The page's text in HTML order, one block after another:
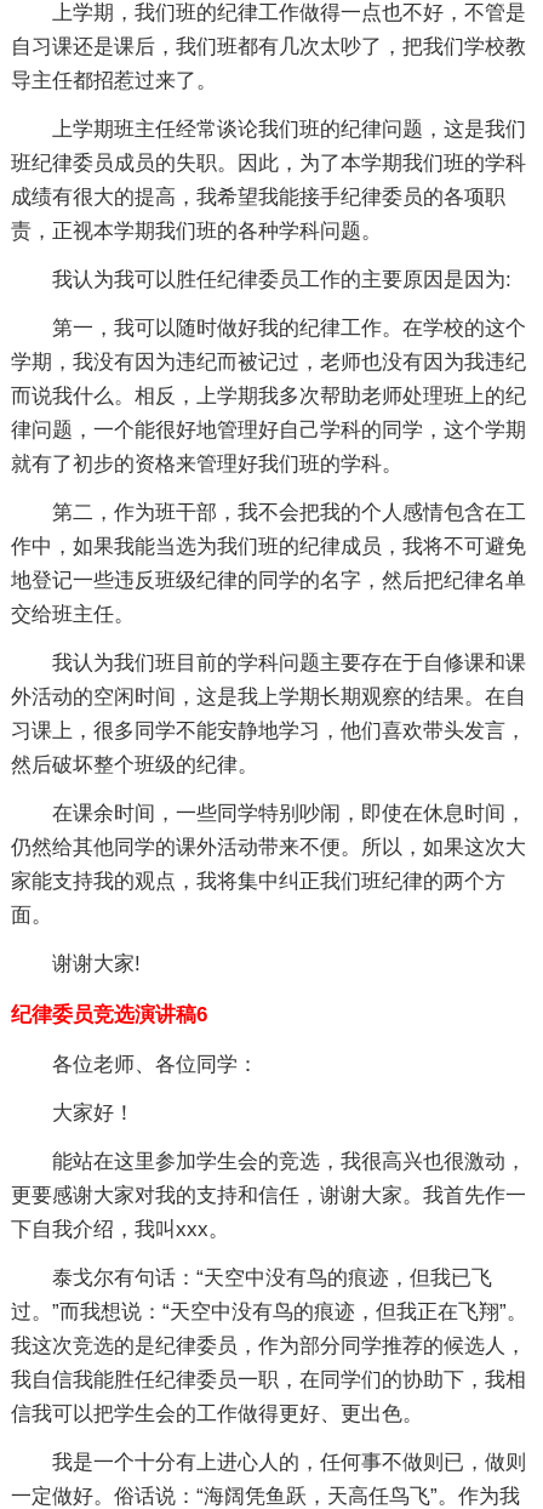
上学期，我们班的纪律工作做得一点也不好，不管是
自习课还是课后，我们班都有几次太吵了，把我们学校教
导主任都招惹过来了。
上学期班主任经常谈论我们班的纪律问题，这是我们
班纪律委员成员的失职。因此，为了本学期我们班的学科
成绩有很大的提高，我希望我能接手纪律委员的各项职
责，正视本学期我们班的各种学科问题。
我认为我可以胜任纪律委员工作的主要原因是因为:
第一，我可以随时做好我的纪律工作。在学校的这个
学期，我没有因为违纪而被记过，老师也没有因为我违纪
而说我什么。相反，上学期我多次帮助老师处理班上的纪
律问题，一个能很好地管理好自己学科的同学，这个学期
就有了初步的资格来管理好我们班的学科。
第二，作为班干部，我不会把我的个人感情包含在工
作中，如果我能当选为我们班的纪律成员，我将不可避免
地登记一些违反班级纪律的同学的名字，然后把纪律名单
交给班主任。
我认为我们班目前的学科问题主要存在于自修课和课
外活动的空闲时间，这是我上学期长期观察的结果。在自
习课上，很多同学不能安静地学习，他们喜欢带头发言，
然后破坏整个班级的纪律。
在课余时间，一些同学特别吵闹，即使在休息时间，
仍然给其他同学的课外活动带来不便。所以，如果这次大
家能支持我的观点，我将集中纠正我们班纪律的两个方
面。
谢谢大家!
纪律委员竞选演讲稿6
各位老师、各位同学：
大家好！
能站在这里参加学生会的竞选，我很高兴也很激动，
更要感谢大家对我的支持和信任，谢谢大家。我首先作一
下自我介绍，我叫xxx。
泰戈尔有句话：“天空中没有鸟的痕迹，但我已飞
过。”而我想说：“天空中没有鸟的痕迹，但我正在飞翔”。
我这次竞选的是纪律委员，作为部分同学推荐的候选人，
我自信我能胜任纪律委员一职，在同学们的协助下，我相
信我可以把学生会的工作做得更好、更出色。
我是一个十分有上进心人的，任何事不做则已，做则
一定做好。俗话说：“海阔凭鱼跃，天高任鸟飞”。作为我